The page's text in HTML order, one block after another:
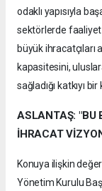
odaklı yapısıyla
sektörlerde
büyük ihracatçıları
kapasitesini,
sağladığı katkıyı
ASLANTAŞ: "BU
İHRACAT
Konuya ilişkin
Yönetim Kurulu